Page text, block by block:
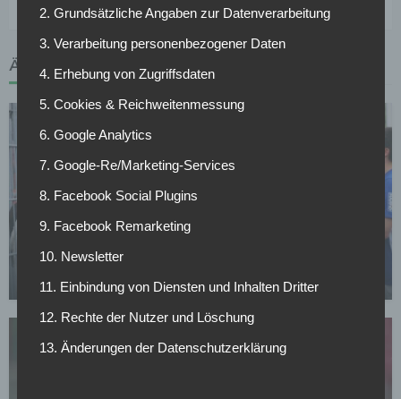
ÄHNLICHE ARTIKEL
FC SCHALKE 04
Schalke verleiht Torwart nach Norwegen
14.07.2026
2. Grundsätzliche Angaben zur Datenverarbeitung
3. Verarbeitung personenbezogener Daten
4. Erhebung von Zugriffsdaten
5. Cookies & Reichweitenmessung
6. Google Analytics
7. Google-Re/Marketing-Services
8. Facebook Social Plugins
9. Facebook Remarketing
10. Newsletter
11. Einbindung von Diensten und Inhalten Dritter
12. Rechte der Nutzer und Löschung
13. Änderungen der Datenschutzerklärung